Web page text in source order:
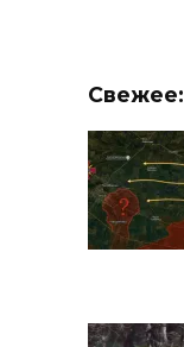
Свежее: